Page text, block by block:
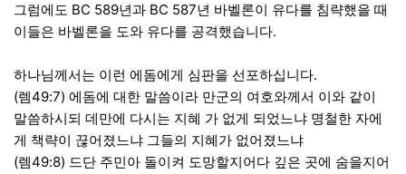
그럼에도 BC 589년과 BC 587년 바벨론이 유다를 침략했을 때
이들은 바벨론을 도와 유다를 공격했습니다.
하나님께서는 이런 에돔에게 심판을 선포하십니다.
(렘49:7) 에돔에 대한 말씀이라 만군의 여호와께서 이와 같이
말씀하시되 데만에 다시는 지혜 가 없게 되었느냐 명철한 자에
게 책략이 끊어졌느냐 그들의 지혜가 없어졌느냐
(렘49:8) 드단 주민아 돌이켜 도망할지어다 깊은 곳에 숨을지어